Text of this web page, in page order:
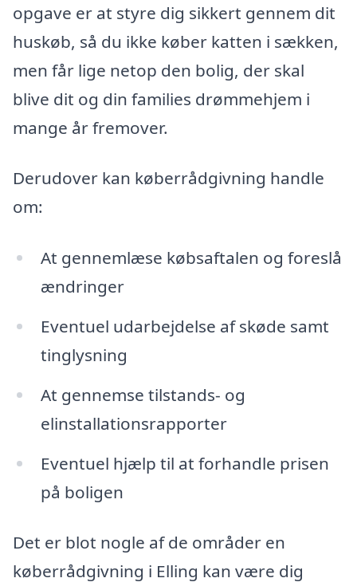
opgave er at styre dig sikkert gennem dit
huskøb, så du ikke køber katten i sækken,
men får lige netop den bolig, der skal
blive dit og din families drømmehjem i
mange år fremover.
Derudover kan køberrådgivning handle
om:
At gennemlæse købsaftalen og foreslå
ændringer
Eventuel udarbejdelse af skøde samt
tinglysning
At gennemse tilstands- og
elinstallationsrapporter
Eventuel hjælp til at forhandle prisen
på boligen
Det er blot nogle af de områder en
køberrådgivning i Elling kan være dig